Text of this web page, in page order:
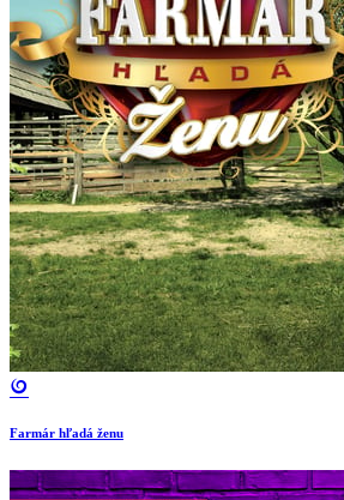
Farmár hľadá ženu